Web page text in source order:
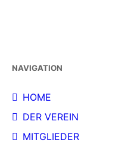
NAVIGATION
HOME
DER VEREIN
MITGLIEDER